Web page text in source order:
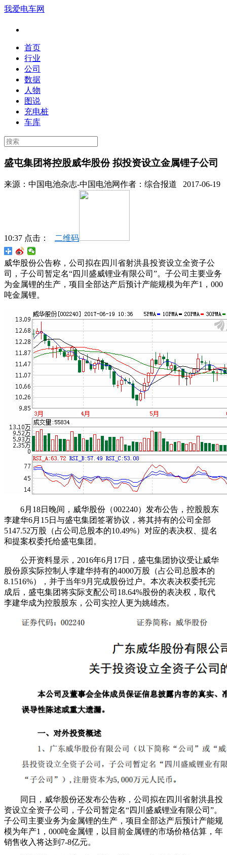
我爱电车网
首页
行业
公司
数据
人物
图说
充电桩
车库
盛屯集团将控股威华股份 拟投资设立金属锂子公司
来源： 中国电池杂志-中国电池网作者： 综合报道 2017-06-19
10:37 点击： 二维码
威华股份公告称，公司拟在四川省射洪县投资设立全资子公
司，子公司暂定名“四川盛威锂业有限公司”。子公司主要业务
为金属锂的生产，项目全部达产后预计产能规模为年产1，000
吨金属锂。
6月18日晚间，威华股份（002240）发布公告，控股股东
李建华6月15日与盛屯集团签署协议，将其持有的公司全部
5147.52万股（占公司总股本的10.49%）对应的表决权、提名
和提案权委托给盛屯集团。
公开资料显示，2016年6月17日，盛屯集团协议受让威华
股份原实际控制人李建华持有的4000万股（占公司总股本的
8.1516%），并于当年9月完成股份过户。 本次表决权委托完
成后，盛屯集团将实际支配公司18.64%股份的表决权，取代
李建华成为控股股东，公司实控人更为姚雄杰。
同日，威华股份还发布公告称，公司拟在四川省射洪县投
资设立全资子公司，子公司暂定名“四川盛威锂业有限公司”。
子公司主要业务为金属锂的生产，项目全部达产后预计产能规
模为年产1，000吨金属锂，以目前金属锂的市场价格估算，年
销售收入将达到7-8亿元。